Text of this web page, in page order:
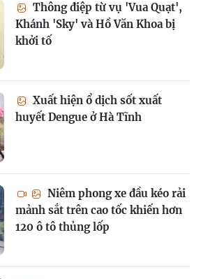
Thông điệp từ vụ 'Vua Quạt',
Khánh 'Sky' và Hồ Văn Khoa bị
khởi tố
Xuất hiện ổ dịch sốt xuất
huyết Dengue ở Hà Tĩnh
Niêm phong xe đầu kéo rải
mảnh sắt trên cao tốc khiến hơn
120 ô tô thủng lốp